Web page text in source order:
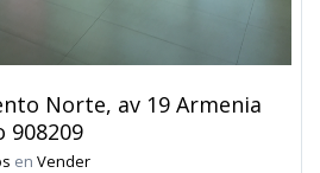
Norte, av 19 Armenia
908209
en Vender